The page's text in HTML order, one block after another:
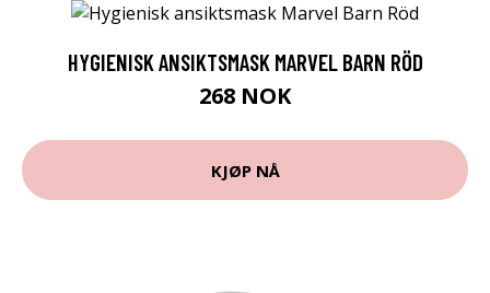
HYGIENISK ANSIKTSMASK MARVEL BARN RÖD
268 NOK
KJØP NÅ